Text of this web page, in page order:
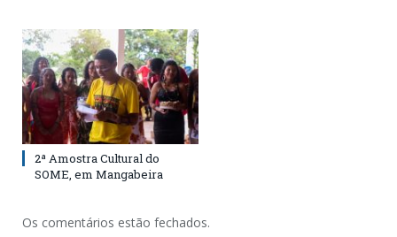
2ª Amostra Cultural do
SOME, em Mangabeira
Os comentários estão fechados.